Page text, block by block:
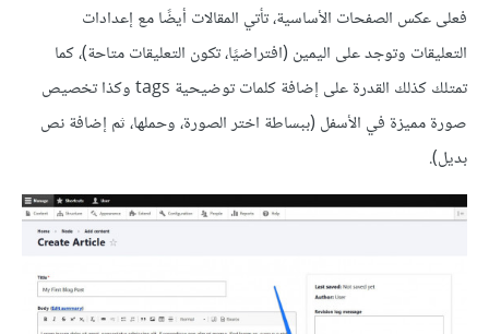
فعلى عكس الصفحات الأساسية، تأتي المقالات أيضًا مع إعدادات
التعليقات وتوجد على اليمين (افتراضيًا، تكون التعليقات متاحة)، كما
تمتلك كذلك القدرة على إضافة كلمات توضيحية tags وكذا تخصيص
صورة مميزة في الأسفل (ببساطة اختر الصورة، وحملها، ثم إضافة نص
بديل).